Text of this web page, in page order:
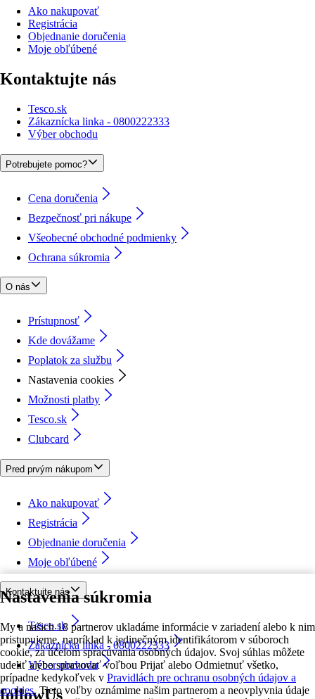
Nastavenia súkromia
My a našich 18 partnerov ukladáme informácie v zariadení alebo k nim
pristupujeme, napríklad k jedinečným identifikátorom v súboroch
cookie, za účelom spracúvania osobných údajov. Svoj súhlas môžete
udeliť alebo spravovať voľbou Prijať alebo Odmietnuť všetko,
prípadne kedykoľvek v Pravidlách pre ochranu osobných údajov a
cookies. Tieto voľby oznámime našim partnerom a neovplyvnia údaje
Ako nakupovať
Registrácia
Objednanie doručenia
Moje obľúbené
Kontaktujte nás
Tesco.sk
Zákaznícka linka - 0800222333
Výber obchodu
Potrebujete pomoc?
Cena doručenia
Bezpečnosť pri nákupe
Všeobecné obchodné podmienky
Ochrana súkromia
O nás
Prístupnosť
Kde dovážame
Poplatok za službu
Nastavenia cookies
Možnosti platby
Tesco.sk
Clubcard
Pred prvým nákupom
Ako nakupovať
Registrácia
Objednanie doručenia
Moje obľúbené
Kontaktujte nás
Tesco.sk
Zákaznícka linka - 0800222333
Výber obchodu
followUs